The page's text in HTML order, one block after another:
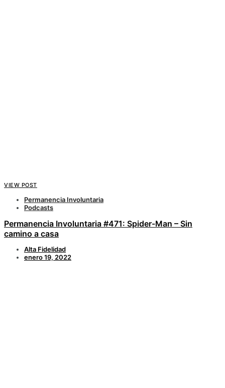
VIEW POST
Permanencia Involuntaria
Podcasts
Permanencia Involuntaria #471: Spider-Man – Sin
camino a casa
Alta Fidelidad
enero 19, 2022